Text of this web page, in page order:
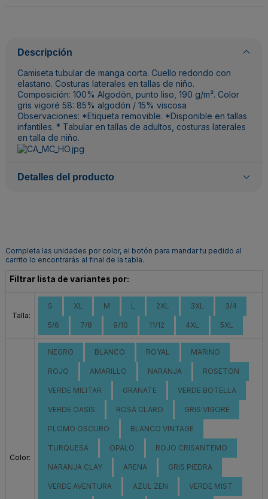
Descripción
Camiseta tubular de manga corta. Cuello redondo con
elastano. Costuras laterales en tallas de niño.
Composición: 100% Algodón, punto liso, 190 g/m². Color
gris vigoré 58: 85% algodón / 15% viscosa
Observaciones: *Etiqueta removible. *Disponible en tallas
infantiles. * Tabular en tallas de adultos, costuras laterales
en talla de niño.
Detalles del producto
Completa las unidades por color, el botón para mandar tu pedido al
carrito lo encontrarás al final de la tabla.
Filtrar lista de variantes por:
Talla:
S XL M L 2XL 3XL 3/4
5/6 7/8 9/10 11/12 4XL 5XL
Color:
NEGRO BLANCO ROYAL MARINO
ROJO AMARILLO NARANJA ROSETON
VERDE MILITAR GRANATE VERDE BOTELLA
VERDE OASIS ROSA CLARO GRIS VIGORE
PLOMO OSCURO BLANCO VINTAGE
TURQUESA OPALO ROJO CRISANTEMO
NARANJA CLAY ARENA GRIS PIEDRA
VERDE AVENTURA AZUL ZEN VERDE MIST